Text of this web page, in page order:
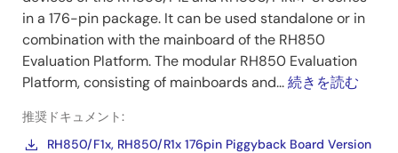
in a 176-pin package. It can be used standalone or in
combination with the mainboard of the RH850
Evaluation Platform. The modular RH850 Evaluation
Platform, consisting of mainboards and...続きを読む
推奨ドキュメント:
RH850/F1x, RH850/R1x 176pin Piggyback Board Version